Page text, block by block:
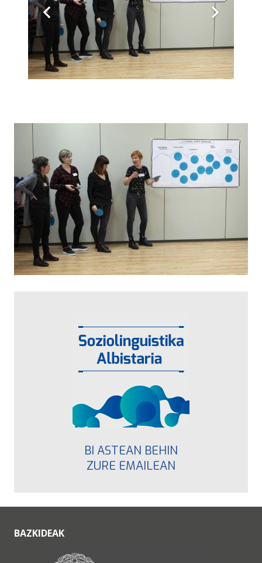
BI ASTEAN BEHIN
ZURE EMAILEAN
BAZKIDEAK